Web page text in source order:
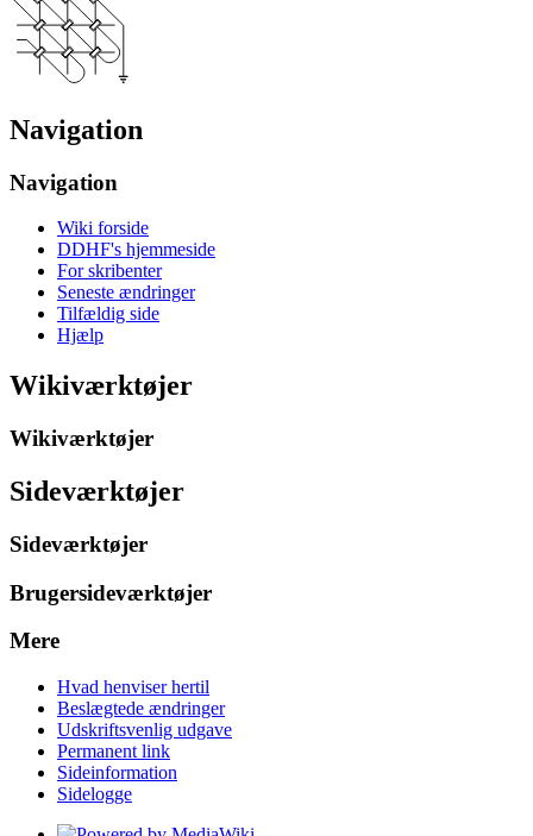
Navigation
Navigation
Wiki forside
DDHF's hjemmeside
For skribenter
Seneste ændringer
Tilfældig side
Hjælp
Wikiværktøjer
Wikiværktøjer
Sideværktøjer
Sideværktøjer
Brugersideværktøjer
Mere
Hvad henviser hertil
Beslægtede ændringer
Udskriftsvenlig udgave
Permanent link
Sideinformation
Sidelogge